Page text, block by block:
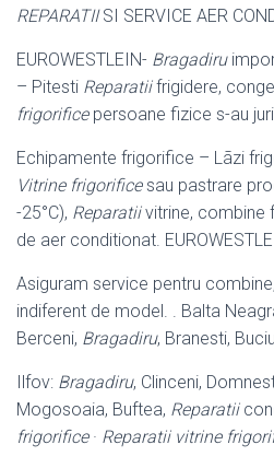
REPARATIISI SERVICE AER
EUROWESTLEIN- Bragadiru
– Pitesti Reparatiifrigidere,
frigorificepersoane fizice s-au
Echipamente frigorifice – Lãzi
Vitrine frigorificesau pastrare
-25°C), Reparatiivitrine, combine
de aer conditionat.
Asiguram service pentru
indiferent de model. . Balta
Berceni, Bragadiru, Branesti,
Ilfov: Bragadiru, Clinceni,
Mogosoaia, Buftea, Reparatii
frigorifice· Reparatii vitrine